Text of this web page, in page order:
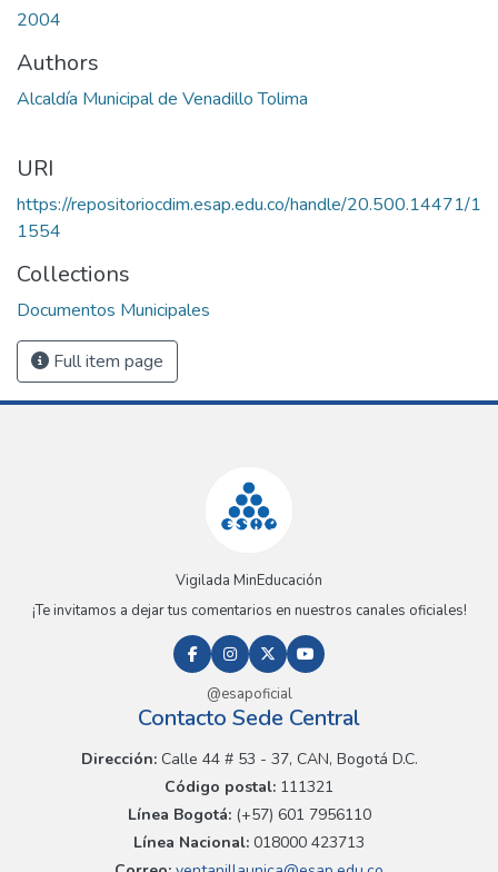
2004
Authors
Alcaldía Municipal de Venadillo Tolima
URI
https://repositoriocdim.esap.edu.co/handle/20.500.14471/1
1554
Collections
Documentos Municipales
Full item page
Vigilada MinEducación
¡Te invitamos a dejar tus comentarios en nuestros canales oficiales!
@esapoficial
Contacto Sede Central
Dirección:Calle 44 # 53 - 37, CAN, Bogotá D.C.
Código postal: 111321
Línea Bogotá:(+57) 601 7956110
Línea Nacional: 018000 423713